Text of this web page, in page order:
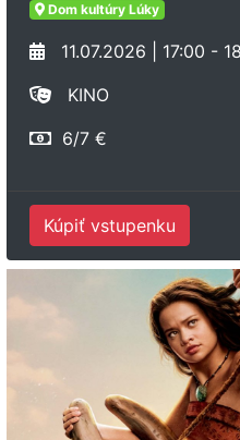
Dom kultúry Lúky
11.07.2026 | 17:00 -
KINO
6/7 €
Kúpiť vstupenku